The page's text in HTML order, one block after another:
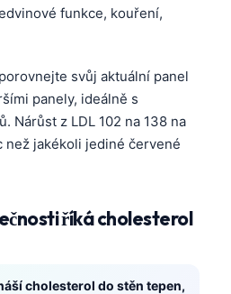
funkce, kouření,
svůj aktuální panel
panely, ideálně s
Nárůst z LDL 102 na 138 na
než jakékoli jediné červené
říká cholesterol
cholesterol do stěn tepen,